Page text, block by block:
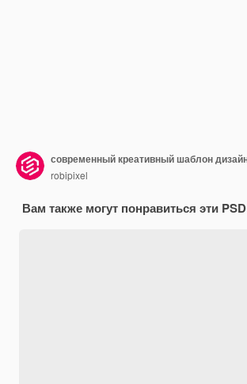
robipixel
Вам также могут понравиться эти PSD